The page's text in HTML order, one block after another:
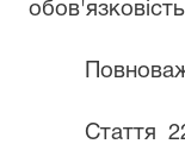
Стаття